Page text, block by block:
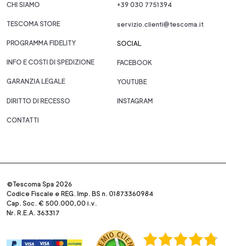
CHI SIAMO
TESCOMA STORE
PROGRAMMA FIDELITY
INFO E COSTI DI SPEDIZIONE
GARANZIA LEGALE
DIRITTO DI RECESSO
CONTATTI
+39 030 7751394
servizio.clienti@tescoma.it
SOCIAL
FACEBOOK
YOUTUBE
INSTAGRAM
©Tescoma Spa 2026
Codice Fiscale e REG. Imp. BS n. 01873360984
Cap. Soc. € 500.000,00 i.v.
Nr. R.E.A. 363317